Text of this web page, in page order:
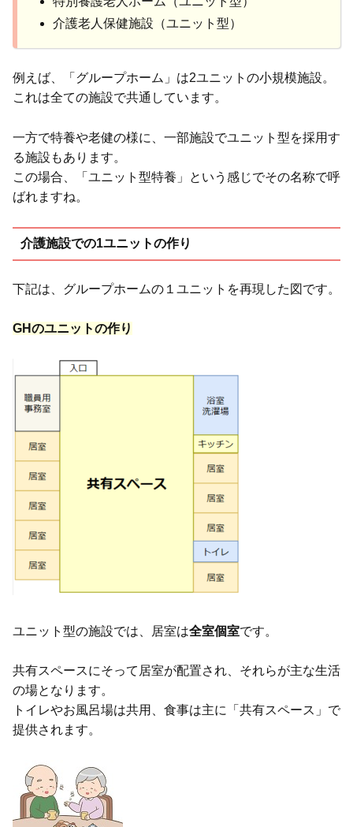
介護老人保健施設（ユニット型）
例えば、「グループホーム」は2ユニットの小規模施設。
これは全ての施設で共通しています。
一方で特養や老健の様に、一部施設でユニット型を採用す
る施設もあります。
この場合、「ユニット型特養」という感じでその名称で呼
ばれますね。
介護施設での1ユニットの作り
下記は、グループホームの１ユニットを再現した図です。
GHのユニットの作り
ユニット型の施設では、居室は全室個室です。
共有スペースにそって居室が配置され、それらが主な生活
の場となります。
トイレやお風呂場は共用、食事は主に「共有スペース」で
提供されます。